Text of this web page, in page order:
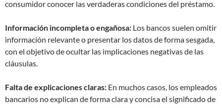
consumidor conocer las verdaderas condiciones del préstamo.
Información incompleta o engañosa: Los bancos suelen omitir
información relevante o presentar los datos de forma sesgada,
con el objetivo de ocultar las implicaciones negativas de las
cláusulas.
Falta de explicaciones claras: En muchos casos, los empleados
bancarios no explican de forma clara y concisa el significado de